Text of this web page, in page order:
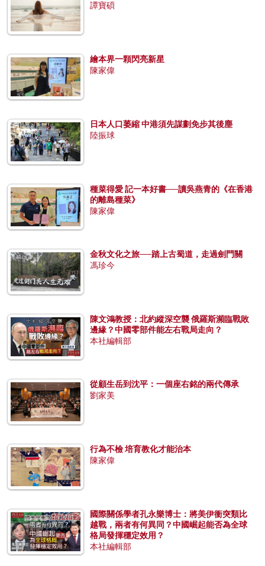
譚寶碩
繪本界一顆閃亮新星
陳家偉
日本人口萎縮 中港須先謀劃免步其後塵
陸振球
種菜得愛 記一本好書──讀吳燕青的《在香港
的離島種菜》
陳家偉
金秋文化之旅──踏上古蜀道，走過劍門關
馮珍今
陳文鴻教授：北約縱深空襲 俄羅斯瀕臨戰敗
邊緣？中國零部件能左右戰局走向？
本社編輯部
從顧生岳到沈平：一個座右銘的兩代傳承
劉家美
行為不檢 培育教化才能治本
陳家偉
國際關係學者孔永樂博士：將美伊衝突類比
越戰，兩者有何異同？中國崛起能否為全球
格局發揮穩定效用？
本社編輯部